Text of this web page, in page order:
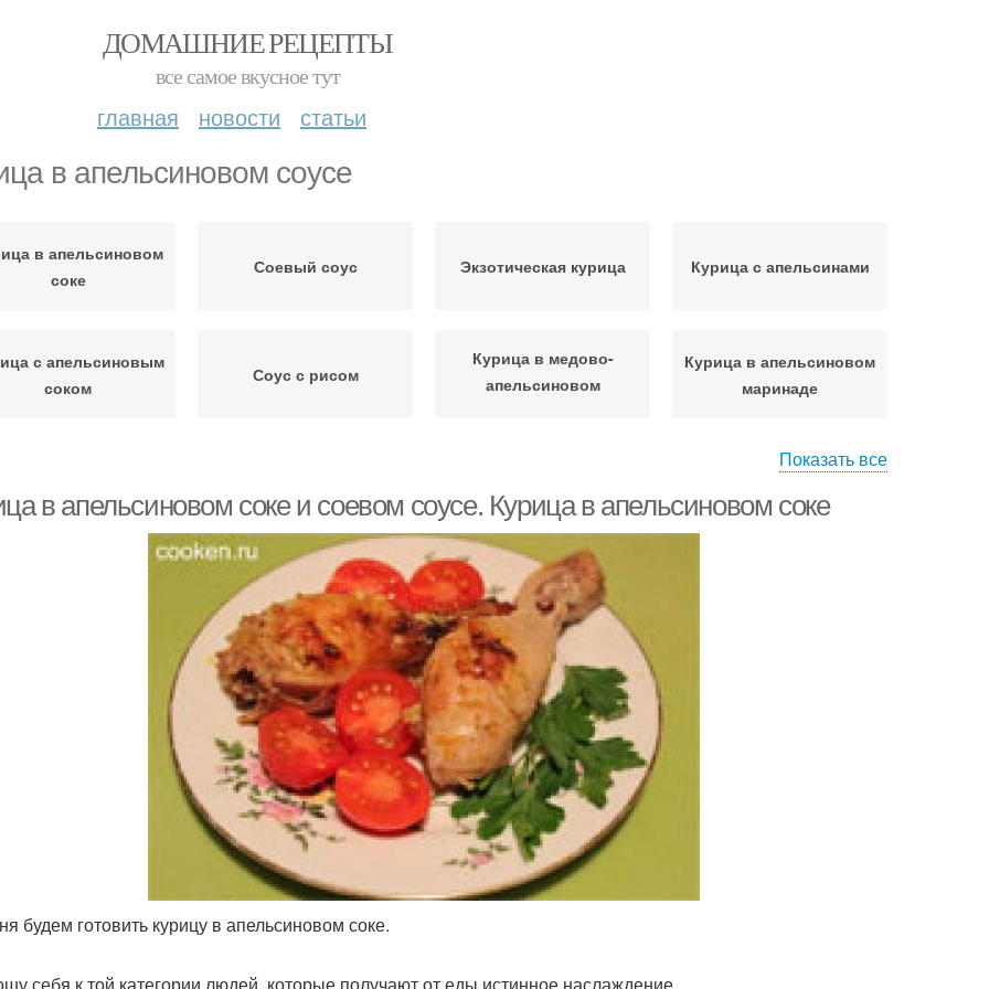
ДОМАШНИЕ РЕЦЕПТЫ
все самое вкусное тут
главная новости статьи
в апельсиновом соусе
в апельсиновом
соке
Соевый соус Экзотическая курица Курица с апельсинами
с апельсиновым
соком
Соус с рисом
Курица в медово-
апельсиновом
Курица в апельсиновом
маринаде
соком
Показать все
в апельсиновом соке и соевом соусе. Курица в апельсиновом соке
будем готовить курицу в апельсиновом соке.